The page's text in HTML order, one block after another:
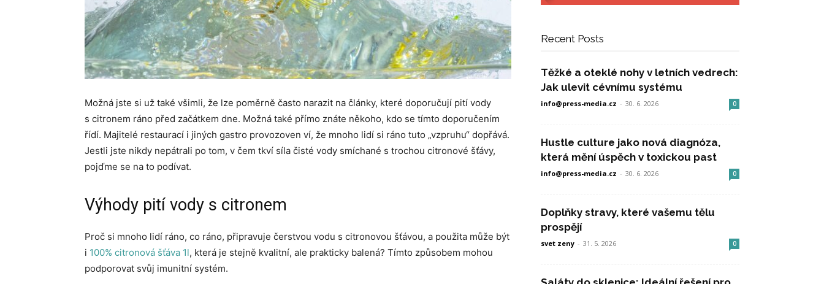
Možná jste si už také všimli, že lze poměrně často narazit na články, které doporučují pití vody
s citronem ráno před začátkem dne. Možná také přímo znáte někoho, kdo se tímto doporučením
řídí. Majitelé restaurací i jiných gastro provozoven ví, že mnoho lidí si ráno tuto „vzpruhu“ dopřává.
Jestli jste nikdy nepátrali po tom, v čem tkví síla čisté vody smíchané s trochou citronové šťávy,
pojďme se na to podívat.
Výhody pití vody s citronem
Proč si mnoho lidí ráno, co ráno, připravuje čerstvou vodu s citronovou šťávou, a použita může být
i 100% citronová šťáva 1l, která je stejně kvalitní, ale prakticky balená? Tímto způsobem mohou
podporovat svůj imunitní systém.
Recent Posts
Těžké a oteklé nohy v letních vedrech:
Jak ulevit cévnímu systému
info@press-media.cz - 30. 6. 2026 0
Hustle culture jako nová diagnóza,
která mění úspěch v toxickou past
info@press-media.cz - 30. 6. 2026 0
Doplňky stravy, které vašemu tělu
prospějí
svet zeny - 31. 5. 2026 0